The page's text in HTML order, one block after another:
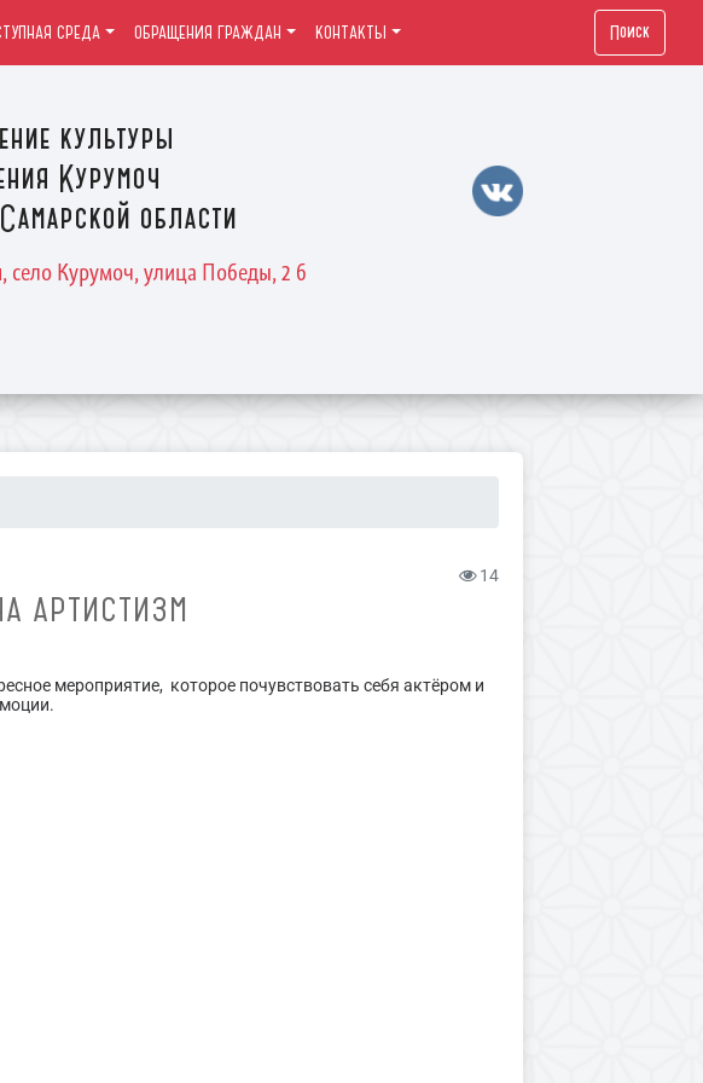
культуры
Курумоч
области
село Курумоч, улица Победы, 2 б
СРЕДА ОБРАЩЕНИЯ ГРАЖДАН КОНТАКТЫ Поиск
14
АРТИСТИЗМ
мероприятие, которое почувствовать себя актёром и